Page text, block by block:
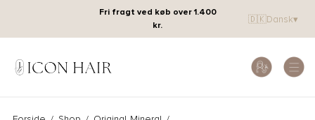
🇩🇰Dansk▾
Fri fragt ved køb over 1.400
kr.